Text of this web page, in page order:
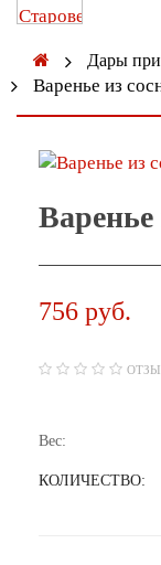
Дары
Варенье из
756 руб.
Вес:
КОЛИЧЕСТВО: